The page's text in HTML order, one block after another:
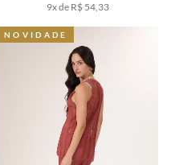
9x de R$ 54,33
NOVIDADE